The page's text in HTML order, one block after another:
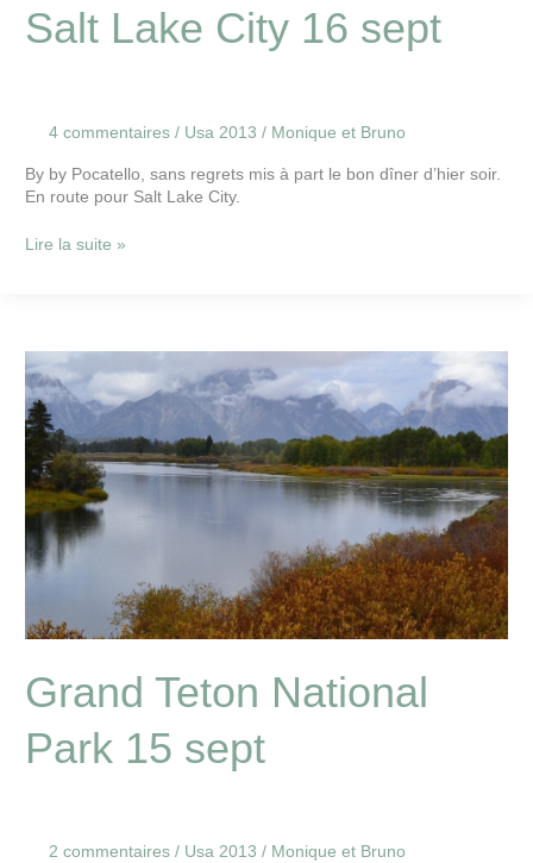
Salt Lake City 16 sept
4 commentaires / Usa 2013 / Monique et Bruno
By by Pocatello, sans regrets mis à part le bon dîner d’hier soir.
En route pour Salt Lake City.
Lire la suite »
Grand Teton National
Park 15 sept
2 commentaires / Usa 2013 / Monique et Bruno
Grand
Teton
National
Park
15
sept